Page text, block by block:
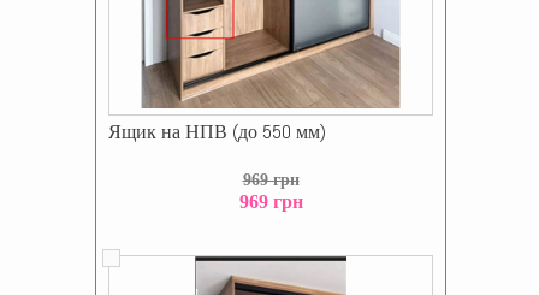
Ящик на НПВ (до 550 мм)
969 грн
969 грн